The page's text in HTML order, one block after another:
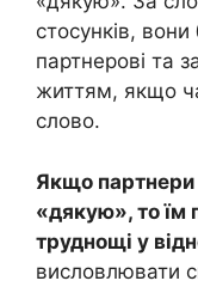
стосунків,
партнерові та
життям, якщо
слово.
Якщо партнери
«дякую», то їм
труднощі у
висловлювати